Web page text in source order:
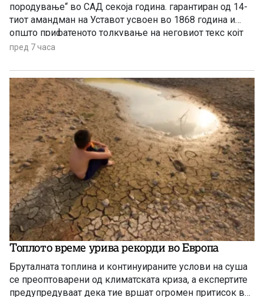
породување“ во САД секоја година. гарантиран од 14-
тиот амандман на Уставот усвоен во 1868 година и
општо прифатеното толкување на неговиот текс којт
гарантира државјанство на речиси секој роден во САД
пред 7 часа
Топлото време урива рекорди во Европа
Бруталната топлина и континуираните услови на суша
се преоптоварени од климатската криза, а експертите
предупредуваат дека тие вршат огромен притисок врз